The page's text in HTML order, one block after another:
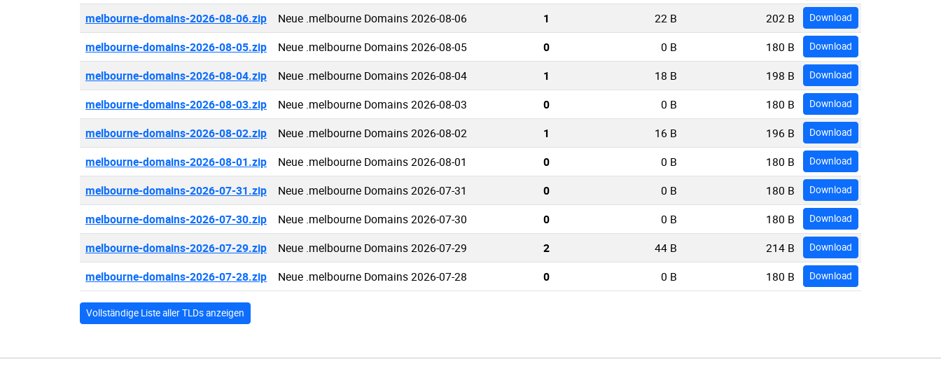
melbourne-domains-2026-08-06.zip Neue .melbourne Domains 2026-08-06 1 22 B 202 B Download
melbourne-domains-2026-08-05.zip Neue .melbourne Domains 2026-08-05 0 0 B 180 B Download
melbourne-domains-2026-08-04.zip Neue .melbourne Domains 2026-08-04 1 18 B 198 B Download
melbourne-domains-2026-08-03.zip Neue .melbourne Domains 2026-08-03 0 0 B 180 B Download
melbourne-domains-2026-08-02.zip Neue .melbourne Domains 2026-08-02 1 16 B 196 B Download
melbourne-domains-2026-08-01.zip Neue .melbourne Domains 2026-08-01 0 0 B 180 B Download
melbourne-domains-2026-07-31.zip Neue .melbourne Domains 2026-07-31 0 0 B 180 B Download
melbourne-domains-2026-07-30.zip Neue .melbourne Domains 2026-07-30 0 0 B 180 B Download
melbourne-domains-2026-07-29.zip Neue .melbourne Domains 2026-07-29 2 44 B 214 B Download
melbourne-domains-2026-07-28.zip Neue .melbourne Domains 2026-07-28 0 0 B 180 B Download
Vollständige Liste aller TLDs anzeigen